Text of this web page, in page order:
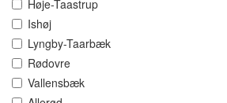
Høje-Taastrup
Ishøj
Lyngby-Taarbæk
Rødovre
Vallensbæk